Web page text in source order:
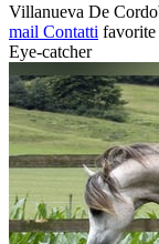
Villanueva De
mail Contatti favorite
Eye-catcher